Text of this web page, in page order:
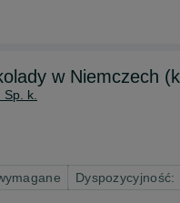
w Niemczech
k.
Dyspozycyjność: